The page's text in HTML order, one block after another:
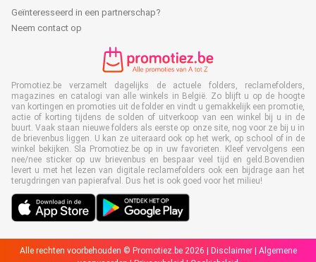
Geïnteresseerd in een partnerschap?
Neem contact op
Promotiez.be verzamelt dagelijks de actuele folders, reclamefolders,
magazines en catalogi van alle winkels in België. Zo blijft u op de hoogte
van kortingen en promoties uit de folder en vindt u gemakkelijk een promotie,
actie of korting tijdens de solden of uitverkoop van een winkel bij u in de
buurt. Vaak staan nieuwe folders als eerste op onze site, nog voor ze bij u in
de brievenbus liggen. U kan ze uiteraard ook op het werk, op school of in de
winkel bekijken. Sla Promotiez.be op in uw favorieten. Kleef vervolgens een
nee/nee sticker op uw brievenbus en bespaar veel tijd en geld.Bovendien
levert u met het lezen van digitale reclamefolders ook een bijdrage aan het
terugdringen van papierafval. Dus het is ook goed voor het milieu!
Alle rechten voorbehouden © Promotiez.be 2026 | Disclaimer| Algemene